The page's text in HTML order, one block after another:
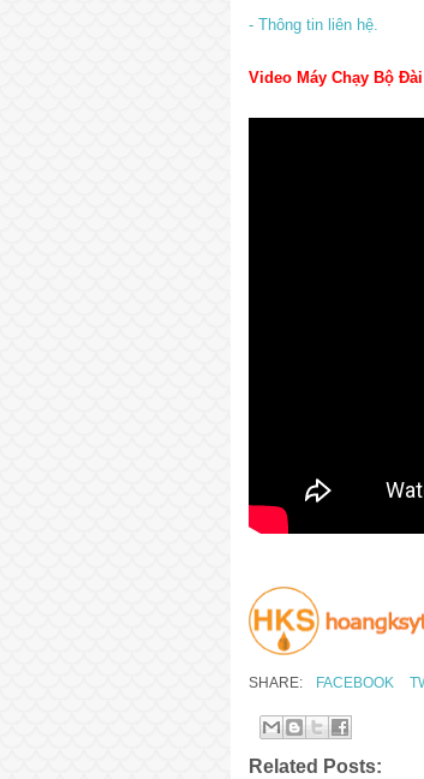
- Thông tin liên hệ.
Video Máy Chạy Bộ
SHARE: FACEBOOK
Related Posts: